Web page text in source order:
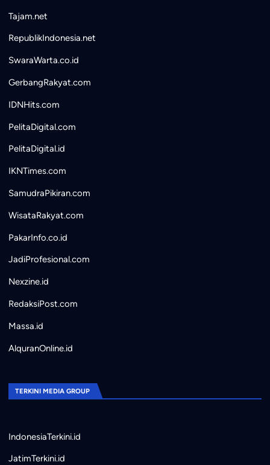
Tajam.net
RepublikIndonesia.net
SwaraWarta.co.id
GerbangRakyat.com
IDNHits.com
PelitaDigital.com
PelitaDigital.id
IKNTimes.com
SamudraPikiran.com
WisataRakyat.com
PakarInfo.co.id
JadiProfesional.com
Nexzine.id
RedaksiPost.com
Massa.id
AlquranOnline.id
TERKINI MEDIA GROUP
IndonesiaTerkini.id
JatimTerkini.id